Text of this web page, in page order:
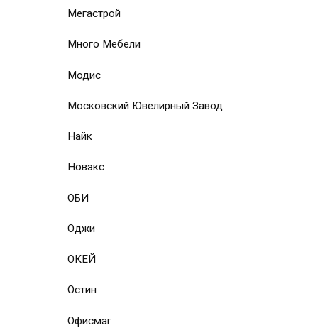
Мегастрой
Много Мебели
Модис
Московский Ювелирный Завод
Найк
Новэкс
ОБИ
Оджи
ОКЕЙ
Остин
Офисмаг